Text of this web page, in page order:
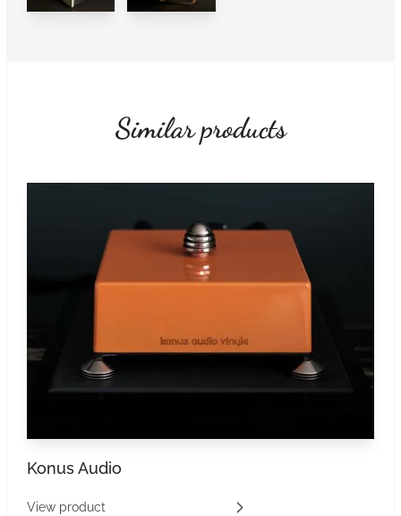
Similar products
Konus Audio
View product